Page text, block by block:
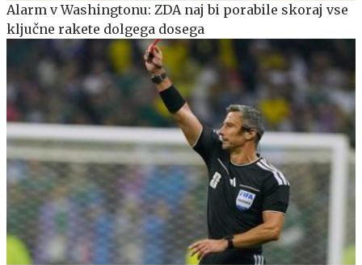
Alarm v Washingtonu: ZDA naj bi porabile skoraj vse
ključne rakete dolgega dosega